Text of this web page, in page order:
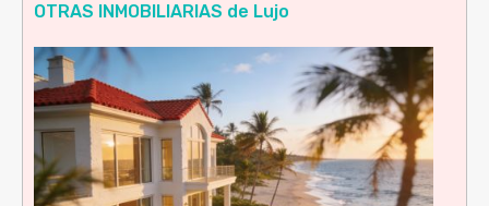
OTRAS INMOBILIARIAS de Lujo